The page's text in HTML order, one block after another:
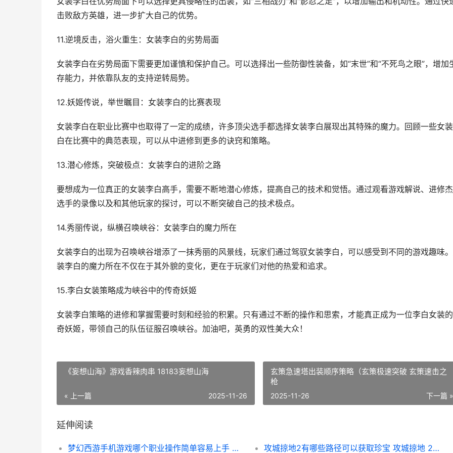
击败敌方英雄，进一步扩大自己的优势。
11.逆境反击，浴火重生：女装李白的劣势局面
女装李白在劣势局面下需要更加谨慎和保护自己。可以选择出一些防御性装备，如“末世”和“不死鸟之眼”，增加
存能力，并依靠队友的支持逆转局势。
12.妖姬传说，举世瞩目：女装李白的比赛表现
女装李白在职业比赛中也取得了一定的成绩，许多顶尖选手都选择女装李白展现出其特殊的魔力。回顾一些女
白在比赛中的典范表现，可以从中进修到更多的诀窍和策略。
13.潜心修炼，突破极点：女装李白的进阶之路
要想成为一位真正的女装李白高手，需要不断地潜心修炼，提高自己的技术和觉悟。通过观看游戏解说、进修
选手的录像以及和其他玩家的探讨，可以不断突破自己的技术极点。
14.秀丽传说，纵横召唤峡谷：女装李白的魔力所在
女装李白的出现为召唤峡谷增添了一抹秀丽的风景线，玩家们通过驾驭女装李白，可以感受到不同的游戏趣味
装李白的魔力所在不仅在于其外貌的变化，更在于玩家们对他的热爱和追求。
15.李白女装策略成为峡谷中的传奇妖姬
女装李白策略的进修和掌握需要时刻和经验的积累。只有通过不断的操作和思索，才能真正成为一位李白女装
奇妖姬，带领自己的队伍征服召唤峡谷。加油吧，英勇的双性美大众！
《妄想山海》游戏香辣肉串 18183妄想山海
« 上一篇 2025-11-26
玄策急速塔出装顺序策略（玄策极速突破 玄策速击之
枪
下一篇 »
2025-11-26
延伸阅读
梦幻西游手机游戏哪个职业操作简单容易上手 梦幻西游手机游苹果 攻城掠地2有哪些路径可以获取珍宝 攻城掠地 225 229